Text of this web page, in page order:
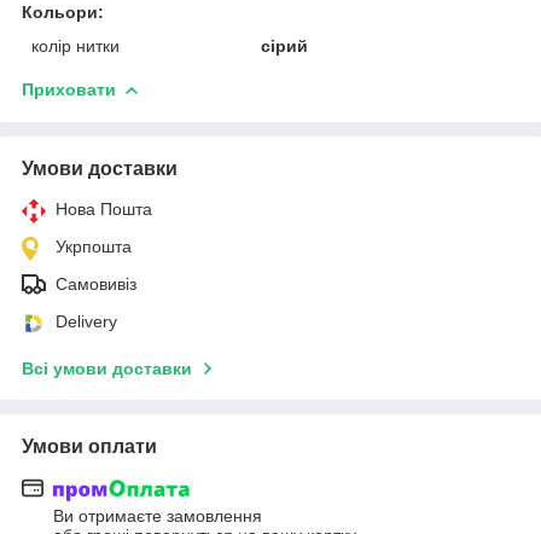
Кольори:
колір нитки
сірий
Приховати
Умови доставки
Нова Пошта
Укрпошта
Самовивіз
Delivery
Всі умови доставки
Умови оплати
Ви отримаєте замовлення